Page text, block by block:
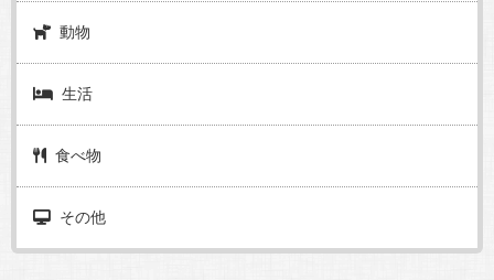
動物
生活
食べ物
その他